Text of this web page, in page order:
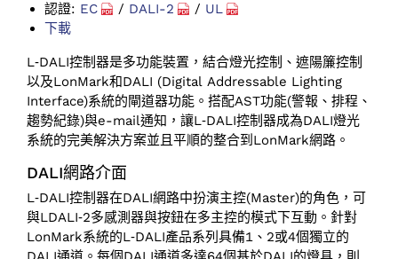
認證: EC / DALI-2 / UL
下載
L‑DALI控制器是多功能裝置，結合燈光控制、遮陽簾控制
以及LonMark和DALI (Digital Addressable Lighting
Interface)系統的閘道器功能。搭配AST功能(警報、排程、
趨勢紀錄)與e-mail通知，讓L‑DALI控制器成為DALI燈光
系統的完美解決方案並且平順的整合到LonMark網路。
DALI網路介面
L‑DALI控制器在DALI網路中扮演主控(Master)的角色，可
與LDALI‑2多感測器與按鈕在多主控的模式下互動。針對
LonMark系統的L‑DALI產品系列具備1、2或4個獨立的